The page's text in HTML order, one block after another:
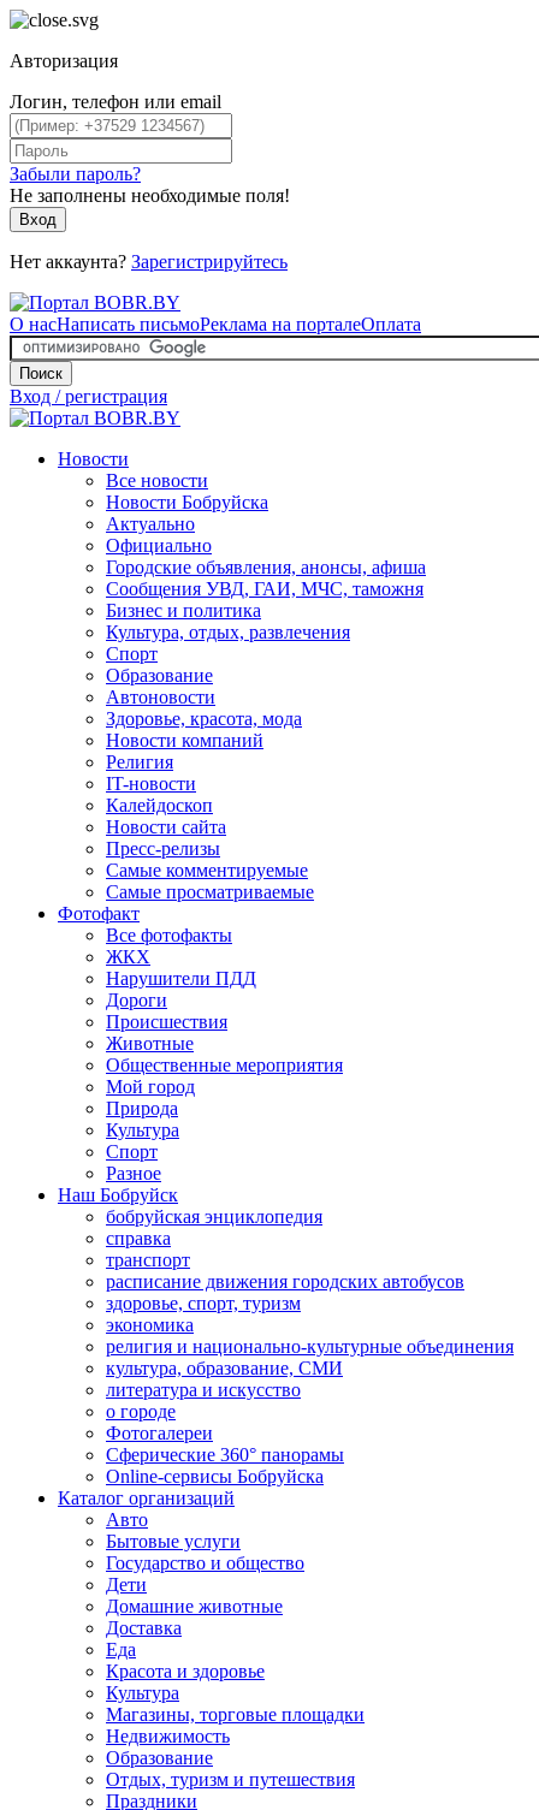
Авторизация
Логин, телефон или email
Забыли пароль?
Не заполнены необходимые поля!
Вход
Нет аккаунта? Зарегистрируйтесь
О насНаписать письмоРеклама на порталеОплата
Поиск
Вход / регистрация
Новости
Все новости
Новости Бобруйска
Актуально
Официально
Городские объявления, анонсы, афиша
Сообщения УВД, ГАИ, МЧС, таможня
Бизнес и политика
Культура, отдых, развлечения
Спорт
Образование
Автоновости
Здоровье, красота, мода
Новости компаний
Религия
IT-новости
Калейдоскоп
Новости сайта
Пресс-релизы
Самые комментируемые
Самые просматриваемые
Фотофакт
Все фотофакты
ЖКХ
Нарушители ПДД
Дороги
Происшествия
Животные
Общественные мероприятия
Мой город
Природа
Культура
Спорт
Разное
Наш Бобруйск
бобруйская энциклопедия
справка
транспорт
расписание движения городских автобусов
здоровье, спорт, туризм
экономика
религия и национально-культурные объединения
культура, образование, СМИ
литература и искусство
о городе
Фотогалереи
Сферические 360° панорамы
Online-сервисы Бобруйска
Каталог организаций
Авто
Бытовые услуги
Государство и общество
Дети
Домашние животные
Доставка
Еда
Красота и здоровье
Культура
Магазины, торговые площадки
Недвижимость
Образование
Отдых, туризм и путешествия
Праздники